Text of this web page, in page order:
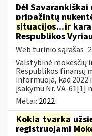
Dėl
pripažintų
situacijos...ir
Respublikos
Web turinio sąrašas
Valstybinė mokesčių
Respublikos finansų
informuoja, kad
įsakymu Nr. VA-61[1]
Metai: 2022
Kokia tvarka
registruojami